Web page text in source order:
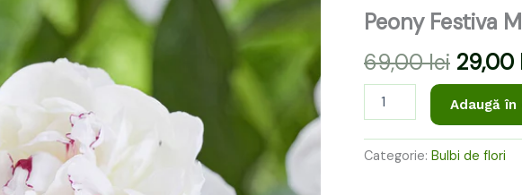
Peony Festiva
69,00lei
a
fost:
69,00
29,00
Maxima
1
Adaugă în
Categorie: Bulbi de flori